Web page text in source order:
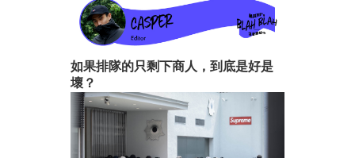
如果排隊的只剩下商人，到底是好是
壞？